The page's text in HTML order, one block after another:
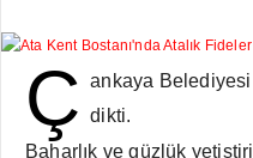
Ç
ankaya
dikti.
Baharlık ve güzlük